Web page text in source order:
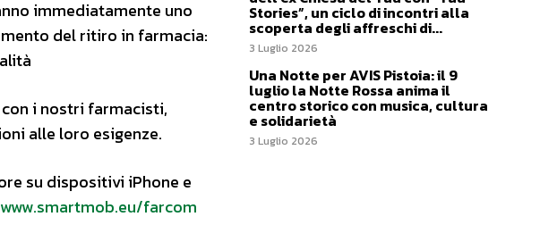
immediatamente uno
del ritiro in farmacia:
i nostri farmacisti,
alle loro esigenze.
su dispositivi iPhone e
farcom
Stories”, un ciclo di incontri alla
scoperta degli affreschi di...
3 Luglio 2026
Una Notte per AVIS Pistoia: il 9
luglio la Notte Rossa anima il
centro storico con musica, cultura
e solidarietà
3 Luglio 2026